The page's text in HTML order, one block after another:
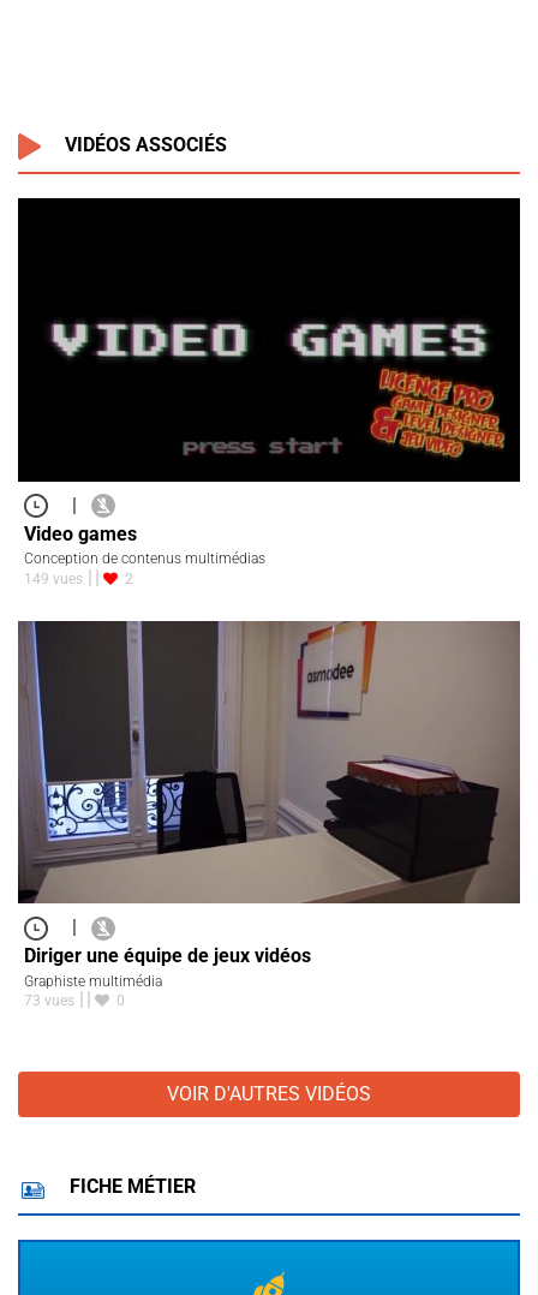
VIDÉOS ASSOCIÉS
|
Video games
Conception de contenus multimédias
149 vues
2
|
Diriger une équipe de jeux vidéos
Graphiste multimédia
73 vues
0
VOIR D'AUTRES VIDÉOS
FICHE MÉTIER